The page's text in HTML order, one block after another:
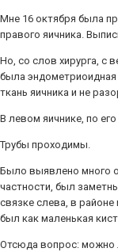
Мне 16 октября была
правого яичника.
Но, со слов хирурга, с
была эндометриоидная
ткань яичника и не
В левом яичнике, по
Трубы проходимы.
Было выявлено много
частности, был
связке слева, в районе
был как маленькая
Отсюда вопрос: можно